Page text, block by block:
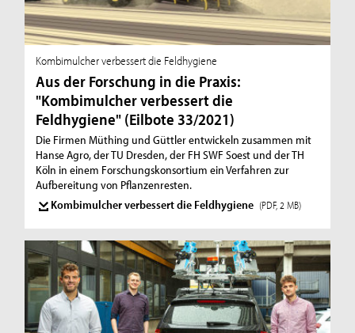
Kombimulcher verbessert die Feldhygiene
Aus der Forschung in die Praxis:
"Kombimulcher verbessert die
Feldhygiene" (Eilbote 33/2021)
Die Firmen Müthing und Güttler entwickeln zusammen mit
Hanse Agro, der TU Dresden, der FH SWF Soest und der TH
Köln in einem Forschungskonsortium ein Verfahren zur
Aufbereitung von Pflanzenresten.
Kombimulcher verbessert die Feldhygiene (PDF, 2 MB)